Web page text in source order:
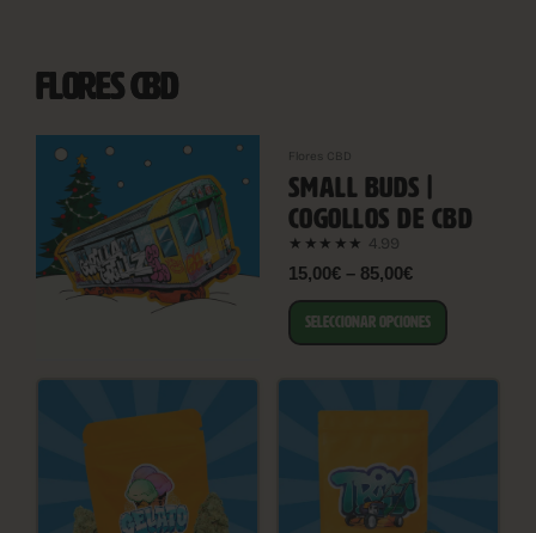
FLORES CBD
Flores CBD
SMALL BUDS |
COGOLLOS DE CBD
★★★★★ 4.99
15,00€ – 85,00€
SELECCIONAR OPCIONES